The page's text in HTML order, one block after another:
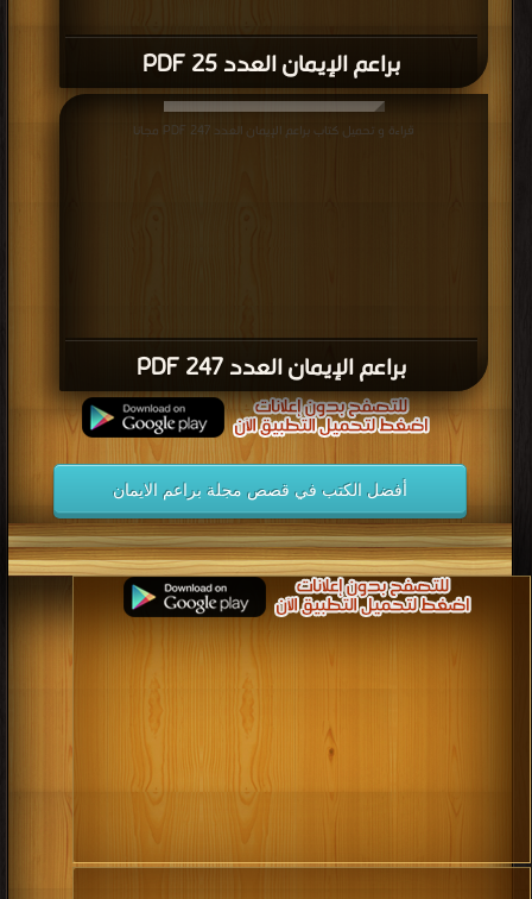
براعم الإيمان العدد 25 PDF
براعم الإيمان العدد 247 PDF
قراءة و تحميل كتاب براعم الإيمان العدد 247 PDF مجانا
أفضل الكتب في قصص مجلة براعم الايمان